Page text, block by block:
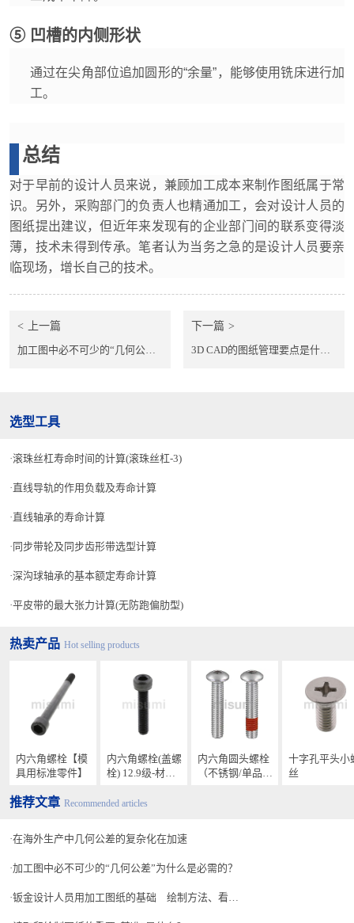
⑤ 凹槽的内侧形状
通过在尖角部位追加圆形的“余量”，能够使用铣床进行加
工。
总结
对于早前的设计人员来说，兼顾加工成本来制作图纸属于常
识。另外，采购部门的负责人也精通加工，会对设计人员的
图纸提出建议，但近年来发现有的企业部门间的联系变得淡
薄，技术未得到传承。笔者认为当务之急的是设计人员要亲
临现场，增长自己的技术。
上一篇
加工图中必不可少的“几何公差”为什么是必需的？
下一篇
3D CAD的图纸管理要点是什么？
选型工具
滚珠丝杠寿命时间的计算(滚珠丝杠-3)
直线导轨的作用负载及寿命计算
直线轴承的寿命计算
同步带轮及同步齿形带选型计算
深沟球轴承的基本额定寿命计算
平皮带的最大张力计算(无防跑偏肋型)
热卖产品 Hot selling products
内六角螺栓【模
具用标准零件】
内六角螺栓(盖螺
栓) 12.9级-材
内六角圆头螺栓
（不锈钢/单品销
十字孔平头小
丝
推荐文章 Recommended articles
在海外生产中几何公差的复杂化在加速
加工图中必不可少的“几何公差”为什么是必需的？
钣金设计人员用加工图纸的基础 绘制方法、看图方法、问题和对策等制图的要点